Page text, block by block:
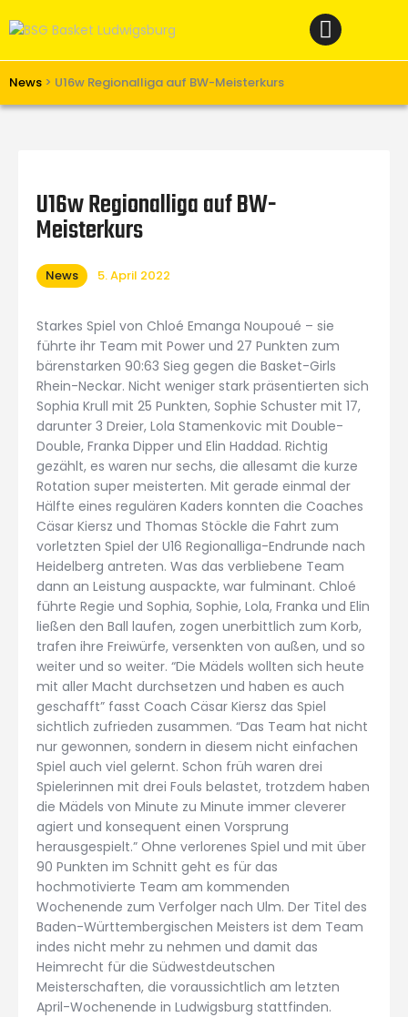
News > U16w Regionalliga auf BW-Meisterkurs
Verein
Unterstützen
U16w Regionalliga auf BW-
Meisterkurs
News 5. April 2022
Starkes Spiel von Chloé Emanga Noupoué – sie
führte ihr Team mit Power und 27 Punkten zum
bärenstarken 90:63 Sieg gegen die Basket-Girls
Rhein-Neckar. Nicht weniger stark präsentierten sich
Sophia Krull mit 25 Punkten, Sophie Schuster mit 17,
darunter 3 Dreier, Lola Stamenkovic mit Double-
Double, Franka Dipper und Elin Haddad. Richtig
gezählt, es waren nur sechs, die allesamt die kurze
Rotation super meisterten. Mit gerade einmal der
Hälfte eines regulären Kaders konnten die Coaches
Cäsar Kiersz und Thomas Stöckle die Fahrt zum
vorletzten Spiel der U16 Regionalliga-Endrunde nach
Heidelberg antreten. Was das verbliebene Team
dann an Leistung auspackte, war fulminant. Chloé
führte Regie und Sophia, Sophie, Lola, Franka und Elin
ließen den Ball laufen, zogen unerbittlich zum Korb,
trafen ihre Freiwürfe, versenkten von außen, und so
weiter und so weiter. “Die Mädels wollten sich heute
mit aller Macht durchsetzen und haben es auch
geschafft” fasst Coach Cäsar Kiersz das Spiel
sichtlich zufrieden zusammen. “Das Team hat nicht
nur gewonnen, sondern in diesem nicht einfachen
Spiel auch viel gelernt. Schon früh waren drei
Spielerinnen mit drei Fouls belastet, trotzdem haben
die Mädels von Minute zu Minute immer cleverer
agiert und konsequent einen Vorsprung
herausgespielt.” Ohne verlorenes Spiel und mit über
90 Punkten im Schnitt geht es für das
hochmotivierte Team am kommenden
Wochenende zum Verfolger nach Ulm. Der Titel des
Baden-Württembergischen Meisters ist dem Team
indes nicht mehr zu nehmen und damit das
Heimrecht für die Südwestdeutschen
Meisterschaften, die voraussichtlich am letzten
April-Wochenende in Ludwigsburg stattfinden.